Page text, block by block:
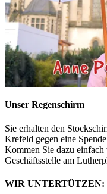
Unser Regenschirm
Sie erhalten den
Krefeld gegen eine
Kommen Sie dazu
Geschäftsstelle am
WIR UNTERTÜTZEN: